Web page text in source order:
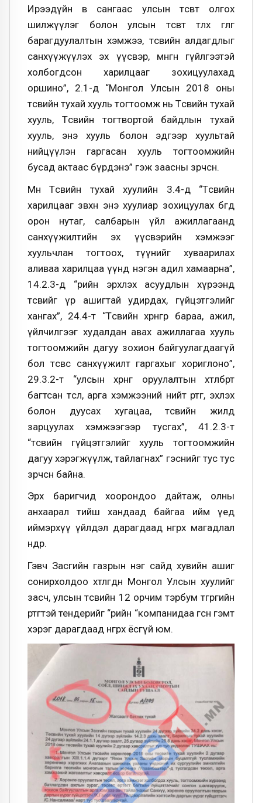
Ирээдүйн өв сангаас улсын төсөвт олгох
шилжүүлэг болон улсын төсөвт төлөх өглөг
барагдуулалтын хэмжээ, төсвийн алдагдлыг
санхүүжүүлэх эх үүсвэр, мөнгөн гүйлгээтэй
холбогдсон харилцааг зохицуулахад
оршино”, 2.1-д “Монгол Улсын 2018 оны
төсвийн тухай хууль тогтоомж нь Төсвийн тухай
хууль, Төсвийн тогтвортой байдлын тухай
хууль, энэ хууль болон эдгээр хуультай
нийцүүлэн гаргасан хууль тогтоомжийн
бусад актаас бүрдэнэ” гэж заасны зөрчсөн.
Мөн Төсвийн тухай хуулийн 3.4-д “Төсвийн
харилцааг зөвхөн энэ хуулиар зохицуулах бөгөөд
орон нутаг, салбарын үйл ажиллагаанд
санхүүжилтийн эх үүсвэрийн хэмжээг
хуульчлан тогтоох, түүнийг хуваарилах
аливаа харилцаа үүнд нэгэн адил хамаарна”,
14.2.3-д “өөрийн эрхлэх асуудлын хүрээнд
төсвийг үр ашигтай удирдах, гүйцэтгэлийг
хангах”, 24.4-т “Төсвийн хөрөнгөөр бараа, ажил,
үйлчилгээг худалдан авах ажиллагаа хууль
тогтоомжийн дагуу зохион байгуулагдаагүй
бол төсвөөс санхүүжилт гаргахыг хориглоно”,
29.3.2-т “улсын хөрөнгө оруулалтын хөтөлбөрт
багтсан төсөл, арга хэмжээний нийт өртөг, эхлэх
болон дуусах хугацаа, төсвийн жилд
зарцуулах хэмжээгээр тусгах”, 41.2.3-т
“төсвийн гүйцэтгэлийг хууль тогтоомжийн
дагуу хэрэгжүүлж, тайлагнах” гэснийг тус тус
зөрчсөн байна.
Эрх баригчид хоорондоо дайтаж, олны
анхаарал тийш хандаад байгаа ийм үед
иймэрхүү үйлдэл дарагдаад өнгөрөх магадлал
өндөр.
Гэвч Засгийн газрын нэг сайд хувийн ашиг
сонирхолдоо хөтлөгдөн Монгол Улсын хуулийг
засч, улсын төсвийн 12 орчим тэрбум төгрөгийн
өртгөтэй тендерийг “өөрийн “компанидаа өгсөн гэмт
хэрэг дарагдаад өнгөрөх ёсгүй юм.